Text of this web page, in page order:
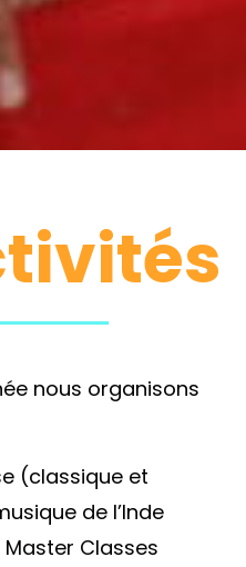
nous organisons
(classique et
de l’Inde
Classes